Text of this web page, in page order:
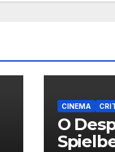
CINEMA
O